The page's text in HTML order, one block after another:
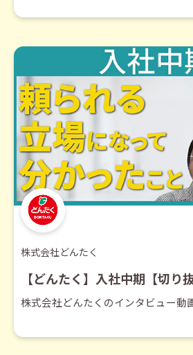
株式会社どんたく
【どんたく】入社中期【切り抜
株式会社どんたくのインタビュー動